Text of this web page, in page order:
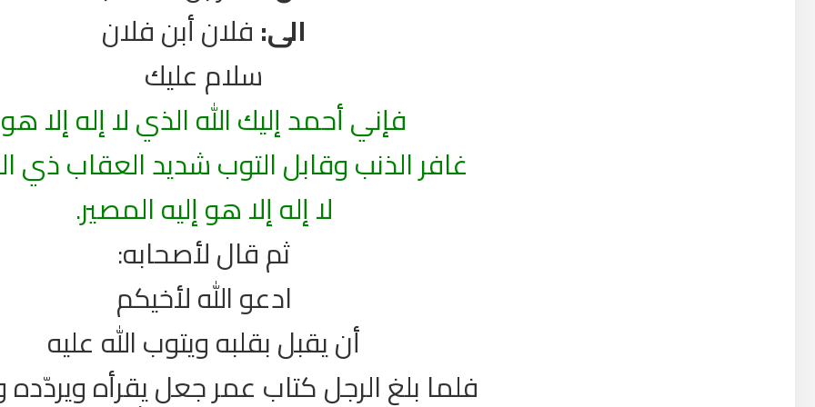
الى:فلان أبن فلان
سلام عليك
فإني أحمد إليك الله الذي لا إله إلا هو
غافر الذنب وقابل التوب شديد العقاب ذي
لا إله إلا هو إليه المصير.
ثم قال لأصحابه:
ادعو الله لأخيكم
أن يقبل بقلبه ويتوب الله عليه
فلما بلغ الرجل كتاب عمر جعل يقرأه